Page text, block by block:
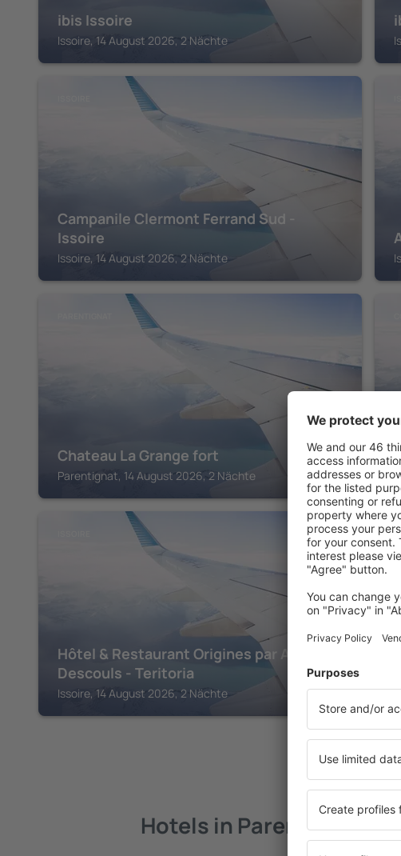
ibis Issoire
Issoire, 14 August 2026, 2 Nächte
Campanile Clermont Ferrand Sud -
Issoire
Issoire, 14 August 2026, 2 Nächte
Chateau La Grange fort
Parentignat, 14 August 2026, 2 Nächte
Hôtel & Restaurant Origines par Adrien
Descouls - Teritoria
Issoire, 14 August 2026, 2 Nächte
Hotels in Parentignat